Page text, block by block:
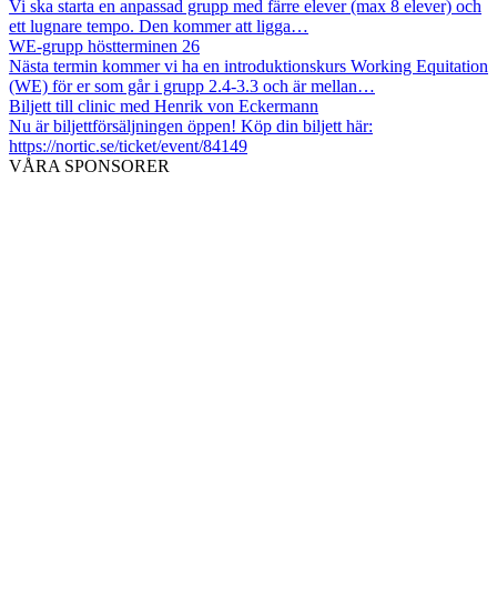
Vi ska starta en anpassad grupp med färre elever (max 8 elever) och
ett lugnare tempo. Den kommer att ligga…
WE-grupp höstterminen 26
Nästa termin kommer vi ha en introduktionskurs Working Equitation
(WE) för er som går i grupp 2.4-3.3 och är mellan…
Biljett till clinic med Henrik von Eckermann
Nu är biljettförsäljningen öppen! Köp din biljett här:
https://nortic.se/ticket/event/84149
VÅRA SPONSORER